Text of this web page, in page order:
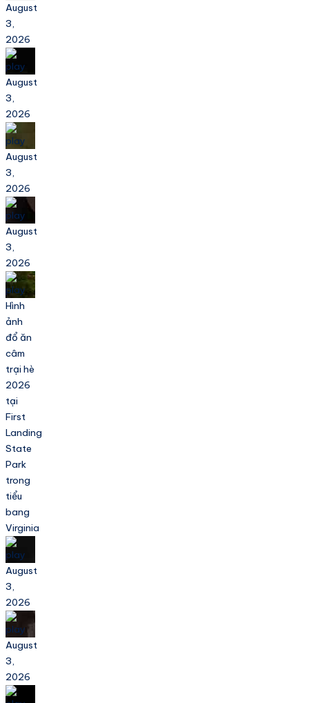
August
3,
2026
August
3,
2026
August
3,
2026
August
3,
2026
Hình
ảnh
đổ ăn
câm
trại hè
2026
tại
First
Landing
State
Park
trong
tiểu
bang
Virginia
August
3,
2026
August
3,
2026